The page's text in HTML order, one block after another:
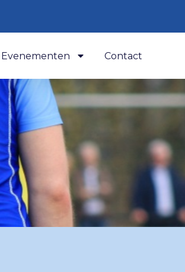
Contact